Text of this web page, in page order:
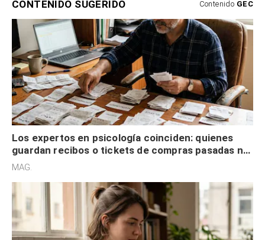
CONTENIDO SUGERIDO Contenido GEC
Los expertos en psicología coinciden: quienes
guardan recibos o tickets de compras pasadas no
son acumuladores, sino que tienen necesidad de
MAG.